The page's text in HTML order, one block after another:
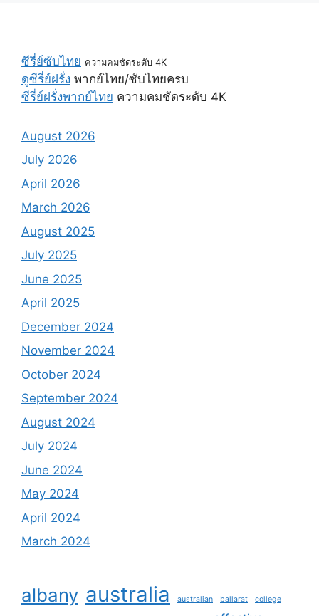
ซีรี่ย์ซับไทย ความคมชัดระดับ 4K
ดูซีรี่ย์ฝรั่ง พากย์ไทย/ซับไทยครบ
ซีรี่ย์ฝรั่งพากย์ไทย ความคมชัดระดับ 4K
August 2026
July 2026
April 2026
March 2026
August 2025
July 2025
June 2025
April 2025
December 2024
November 2024
October 2024
September 2024
August 2024
July 2024
June 2024
May 2024
April 2024
March 2024
albany australia australian ballarat college